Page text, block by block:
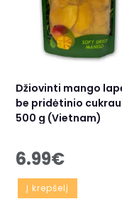
Džiovinti mango
be pridėtinio
500 g (Vietnam)
6.99€
Į krepšelį